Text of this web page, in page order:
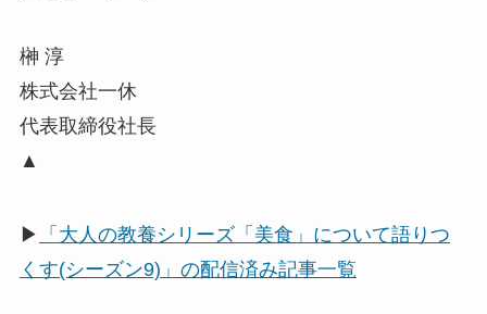
榊 淳
株式会社一休
代表取締役社長
▲
▶
「大人の教養シリーズ「美食」について語りつ
くす(シーズン9)」の配信済み記事一覧